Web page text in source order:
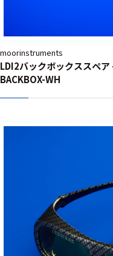
moorinstruments
LDI2バックボックススペ
BACKBOX-WH